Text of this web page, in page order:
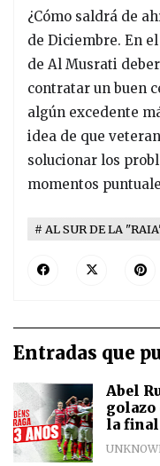
¿Cómo saldrá de
de Diciembre. En
de Al Musrati
contratar un buen
algún excedente
idea de que
solucionar los
momentos
AL SUR DE LA
Entradas que
Abel
golazo
la final